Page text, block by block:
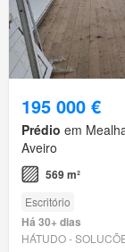
195 000 €
Prédio em
Aveiro
569 m²
Escritório
Há 30+ dias